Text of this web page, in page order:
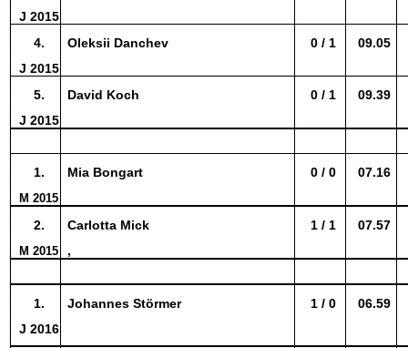
J 2015
4.
J 2015
Oleksii Danchev 0 / 1 09.05
5.
J 2015
David Koch 0 / 1 09.39
1.
M 2015
Mia Bongart 0 / 0 07.16
2.
M 2015
Carlotta Mick
,
1 / 1 07.57
1.
J 2016
Johannes Störmer 1 / 0 06.59